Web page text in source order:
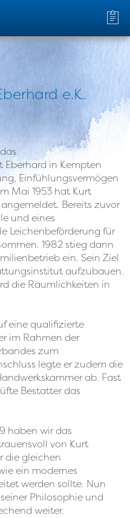
e.K.
in Kempten
Einfühlungsvermögen
Mai 1953 hat Kurt
Bereits zuvor
und eines
Leichenbeförderung für
1982 stieg dann
ein. Sein Ziel
aufzubauen.
die Räumlichkeiten in
eine qualifizierte
im Rahmen der
zum
legte er zudem die
ab. Fast
Bestatter das
haben wir das
von Kurt
die gleichen
ein modernes
werden sollte. Nun
Philosophie und
weiter.